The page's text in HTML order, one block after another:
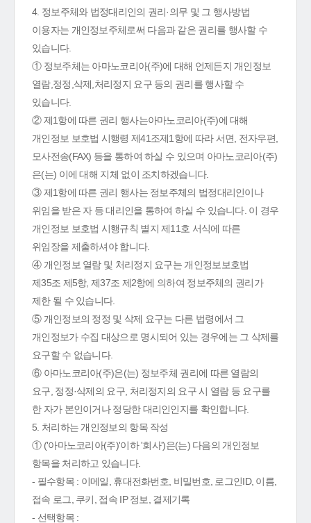
4. 정보주체와 법정대리인의 권리·의무 및 그 행사방법
이용자는 개인정보주체로써 다음과 같은 권리를 행사할 수
있습니다.
① 정보주체는 아마노코리아(주)에 대해 언제든지 개인정보
열람,정정,삭제,처리정지 요구 등의 권리를 행사할 수
있습니다.
② 제1항에 따른 권리 행사는아마노코리아(주)에 대해
개인정보 보호법 시행령 제41조제1항에 따라 서면, 전자우편,
모사전송(FAX) 등을 통하여 하실 수 있으며 아마노코리아(주)
은(는) 이에 대해 지체 없이 조치하겠습니다.
③ 제1항에 따른 권리 행사는 정보주체의 법정대리인이나
위임을 받은 자 등 대리인을 통하여 하실 수 있습니다. 이 경우
개인정보 보호법 시행규칙 별지 제11호 서식에 따른
위임장을 제출하셔야 합니다.
④ 개인정보 열람 및 처리정지 요구는 개인정보보호법
제35조 제5항, 제37조 제2항에 의하여 정보주체의 권리가
제한 될 수 있습니다.
⑤ 개인정보의 정정 및 삭제 요구는 다른 법령에서 그
개인정보가 수집 대상으로 명시되어 있는 경우에는 그 삭제를
요구할 수 없습니다.
⑥ 아마노코리아(주)은(는) 정보주체 권리에 따른 열람의
요구, 정정·삭제의 요구, 처리정지의 요구 시 열람 등 요구를
한 자가 본인이거나 정당한 대리인인지를 확인합니다.
5. 처리하는 개인정보의 항목 작성
① ('아마노코리아(주)'이하 '회사')은(는) 다음의 개인정보
항목을 처리하고 있습니다.
- 필수항목 : 이메일, 휴대전화번호, 비밀번호, 로그인ID, 이름,
접속 로그, 쿠키, 접속 IP 정보, 결제기록
- 선택항목 :